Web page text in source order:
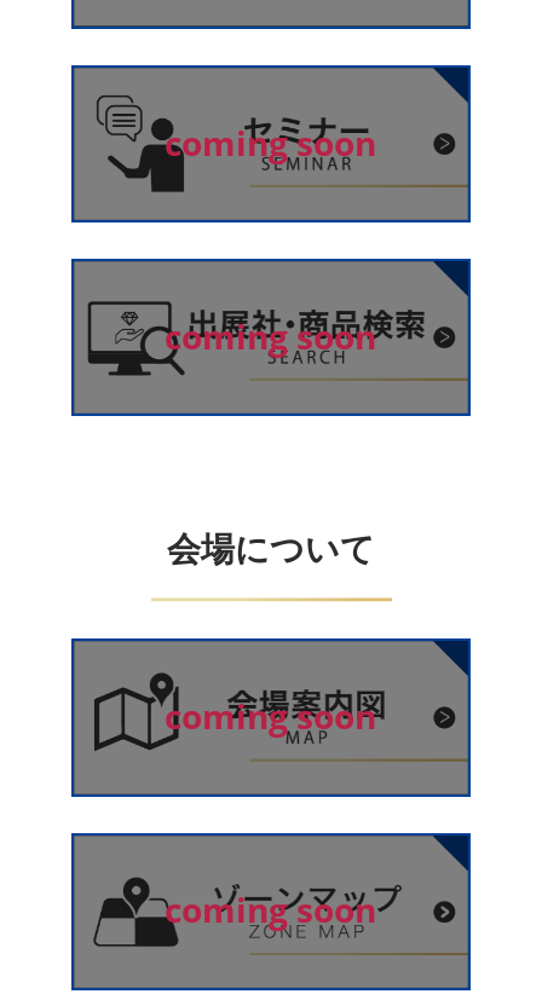
coming soon
coming soon
会場について
coming soon
coming soon